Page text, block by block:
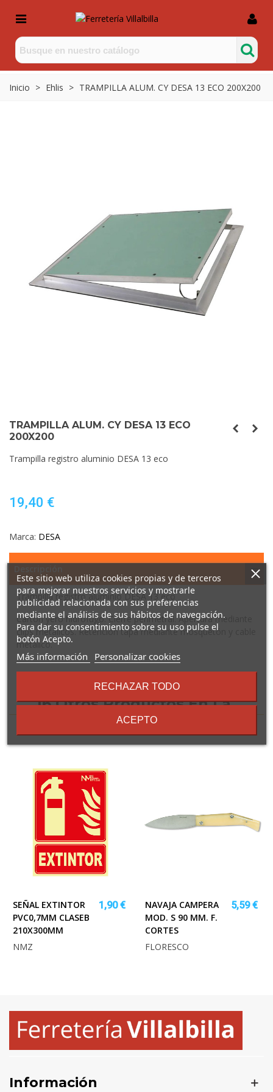
Inicio > Ehlis > TRAMPILLA ALUM. CY DESA 13 ECO 200X200
TRAMPILLA ALUM. CY DESA 13 ECO
200X200
Trampilla registro aluminio DESA 13 eco
19,40 €
Marca: DESA
Trampilla registro aluminio DESA 13 eco
Cartón yero hidrófugo. Cierre perimetral. Apertura mediante
clips metálicos. Retención tapa mediante mosquetón y cable
metálico.
16 Otros Productos En La
Misma Categoría:
SEÑAL EXTINTOR
PVC0,7MM CLASEB
210X300MM
1,90 €
NMZ
NAVAJA CAMPERA
MOD. S 90 MM. F.
CORTES
5,59 €
FLORESCO
Información
Este sitio web utiliza cookies propias y de terceros
para mejorar nuestros servicios y mostrarle
publicidad relacionada con sus preferencias
mediante el análisis de sus hábitos de navegación.
Para dar su consentimiento sobre su uso pulse el
botón Acepto.
Más información
sobre
términos
condiciones
Personalizar cookies
RECHAZAR TODO
ACEPTO